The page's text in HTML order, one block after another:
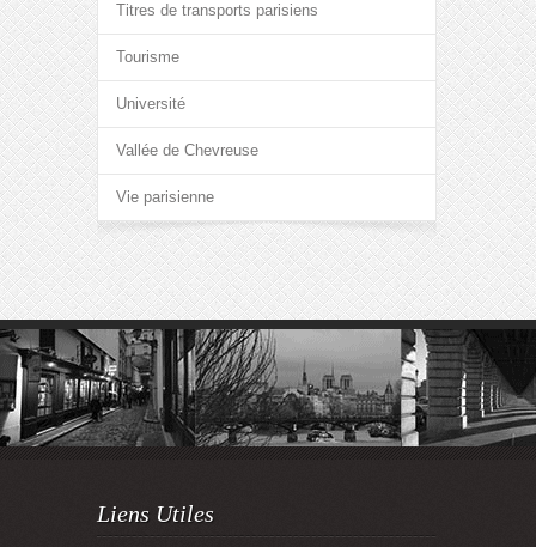
Titres de transports parisiens
Tourisme
Université
Vallée de Chevreuse
Vie parisienne
Liens Utiles